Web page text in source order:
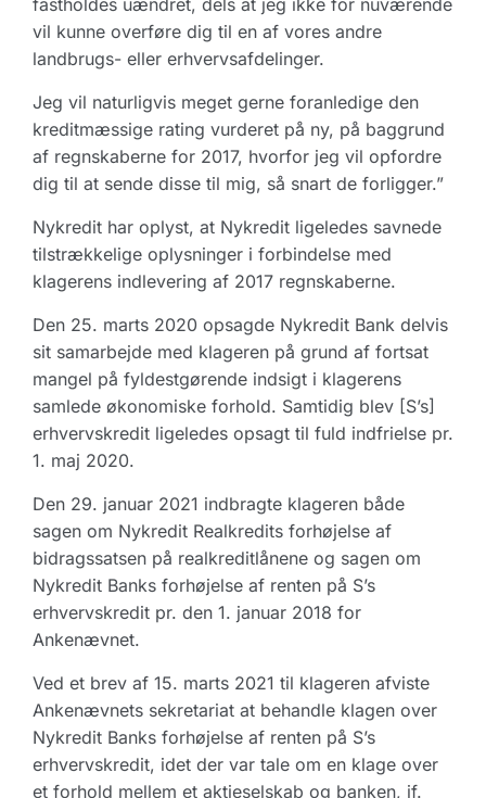
fastholdes uændret, dels at jeg ikke for nuværende
vil kunne overføre dig til en af vores andre
landbrugs- eller erhvervsafdelinger.
Jeg vil naturligvis meget gerne foranledige den
kreditmæssige rating vurderet på ny, på baggrund
af regnskaberne for 2017, hvorfor jeg vil opfordre
dig til at sende disse til mig, så snart de forligger.”
Nykredit har oplyst, at Nykredit ligeledes savnede
tilstrækkelige oplysninger i forbindelse med
klagerens indlevering af 2017 regnskaberne.
Den 25. marts 2020 opsagde Nykredit Bank delvis
sit samarbejde med klageren på grund af fortsat
mangel på fyldestgørende indsigt i klagerens
samlede økonomiske forhold. Samtidig blev [S’s]
erhvervskredit ligeledes opsagt til fuld indfrielse pr.
1. maj 2020.
Den 29. januar 2021 indbragte klageren både
sagen om Nykredit Realkredits forhøjelse af
bidragssatsen på realkreditlånene og sagen om
Nykredit Banks forhøjelse af renten på S’s
erhvervskredit pr. den 1. januar 2018 for
Ankenævnet.
Ved et brev af 15. marts 2021 til klageren afviste
Ankenævnets sekretariat at behandle klagen over
Nykredit Banks forhøjelse af renten på S’s
erhvervskredit, idet der var tale om en klage over
et forhold mellem et aktieselskab og banken, jf.